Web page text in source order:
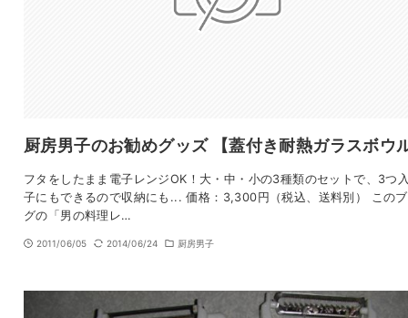
厨房男子のお勧めグッズ 【蓋付き耐熱ガラスボウ
フタをしたまま電子レンジOK！大・中・小の3種類のセットで、3つ
子にもできるので収納にも... 価格：3,300円（税込、送料別） この
グの「男の料理レ…
2011/06/05 2014/06/24 厨房男子